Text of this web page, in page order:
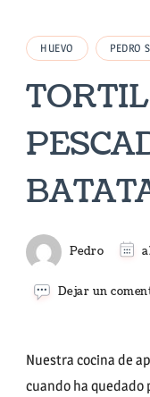
HUEVO PEDRO
Pedro
Dejar un
Nuestra cocina de
cuando ha quedado